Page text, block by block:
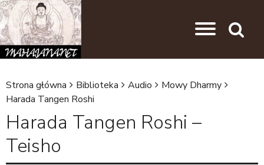
J
e
s
t
Strona główna Biblioteka Audio
Mowy Dharmy
Harada Tangen Roshi
Harada Tangen Roshi –
Teisho